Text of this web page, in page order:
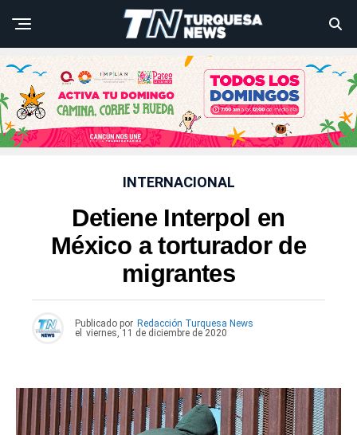
INTERNACIONAL
Detiene Interpol en
México a torturador de
migrantes
Publicado por Redacción Turquesa News
el viernes, 11 de diciembre de 2020